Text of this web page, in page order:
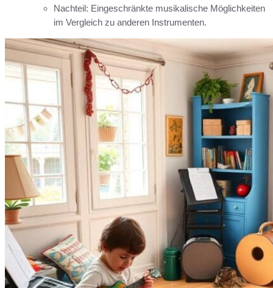
Nachteil: Eingeschränkte musikalische Möglichkeiten
im Vergleich zu anderen Instrumenten.